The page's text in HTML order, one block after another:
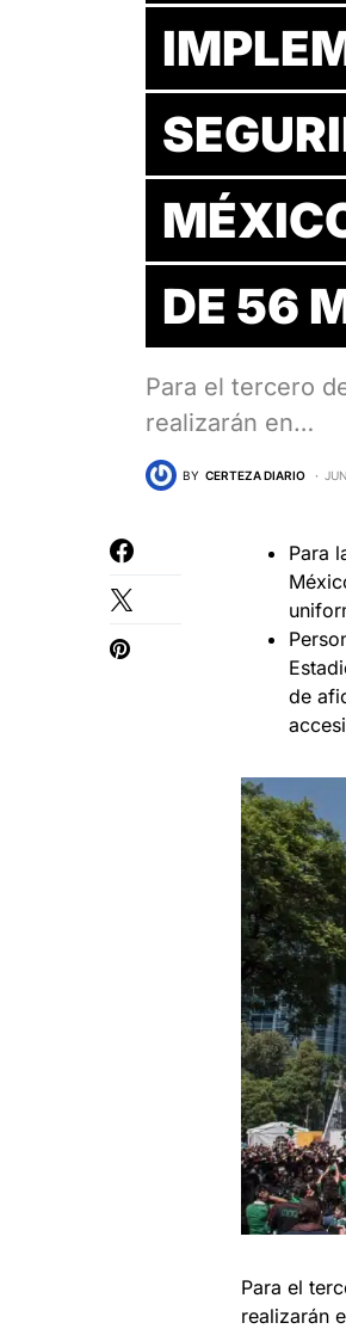
DE 56
Para el tercero
realizarán en…
BY CERTEZA DIARIO
Para
de
Para el
realizarán